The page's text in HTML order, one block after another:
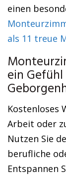
einen
als 11 treue
ein
Kostenloses
Arbeit oder
Nutzen Sie
berufliche
Entspannen